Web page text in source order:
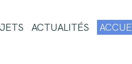
ACTUALITÉS